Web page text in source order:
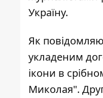
Україну.
Як
укладеним
ікони в
Миколая".